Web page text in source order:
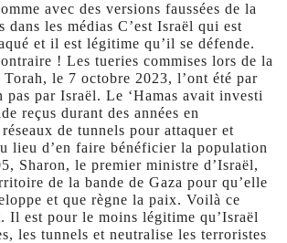
avec des versions faussées de la
dans les médias C’est Israël qui est
et il est légitime qu’il se défende.
! Les tueries commises lors de la
Torah, le 7 octobre 2023, l’ont été par
pas par Israël. Le ‘Hamas avait investi
reçus durant des années en
de tunnels pour attaquer et
lieu d’en faire bénéficier la population
Sharon, le premier ministre d’Israël,
de la bande de Gaza pour qu’elle
et que règne la paix. Voilà ce
Il est pour le moins légitime qu’Israël
les tunnels et neutralise les terroristes